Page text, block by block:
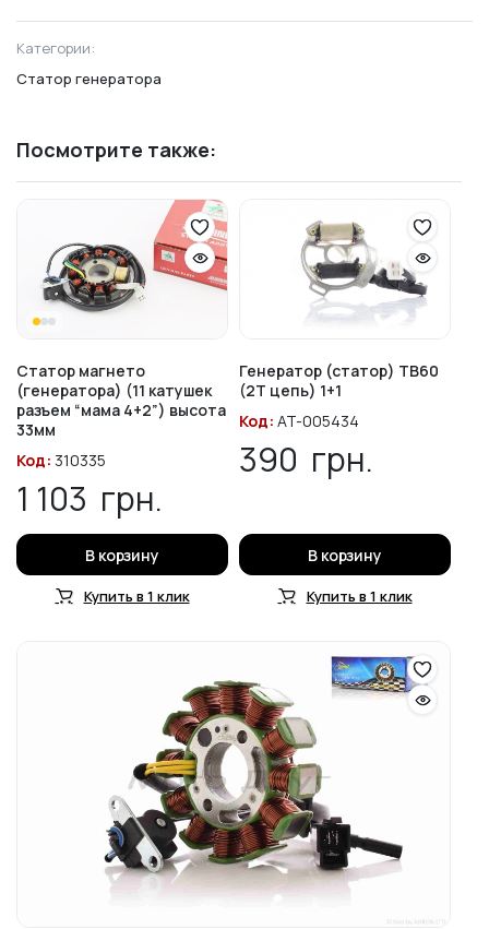
Категории:
Статор генератора
Посмотрите также:
Статор магнето
(генератора) (11 катушек
разъем “мама 4+2”) высота
33мм
Код: 310335
1 103 грн.
В корзину
Купить в 1 клик
Генератор (статор) TB60
(2T цепь) 1+1
Код: AT-005434
390 грн.
В корзину
Купить в 1 клик